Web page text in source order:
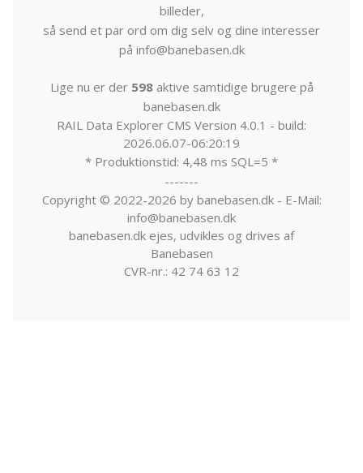
billeder,
så send et par ord om dig selv og dine interesser
på info@banebasen.dk
Lige nu er der 598aktive samtidige brugere på
banebasen.dk
RAIL Data Explorer CMS Version 4.0.1 - build:
2026.06.07-06:20:19
* Produktionstid: 4,48 ms SQL=5 *
-------
Copyright © 2022-2026 by banebasen.dk - E-Mail:
info@banebasen.dk
banebasen.dk ejes, udvikles og drives af
Banebasen
CVR-nr.: 42 74 63 12